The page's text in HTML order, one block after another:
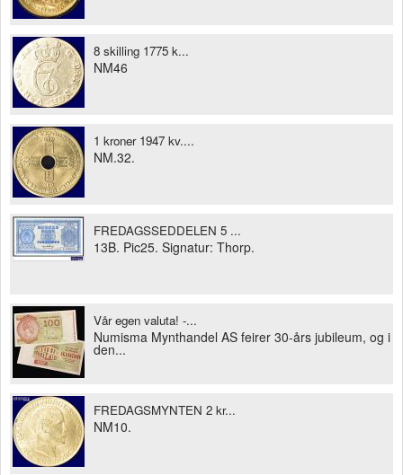
8 skilling 1775 k...
NM46
1 kroner 1947 kv....
NM.32.
FREDAGSSEDDELEN 5 ...
13B. Pic25. Signatur: Thorp.
Vår egen valuta! -...
Numisma Mynthandel AS feirer 30-års jubileum, og i
den...
FREDAGSMYNTEN 2 kr...
NM10.